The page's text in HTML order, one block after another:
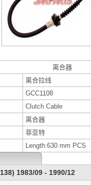
离合器
离合拉线
GCC1108
Clutch Cable
离合器
菲亚特
Length:630 mm PCS
1983/09 - 1990/12